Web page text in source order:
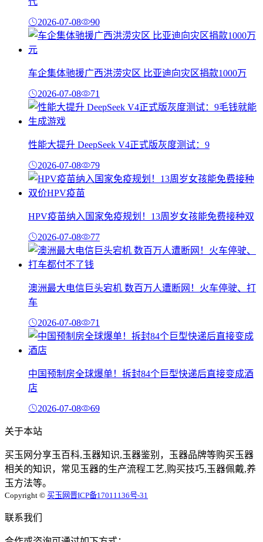
2026-07-08 90
车企集体驰援广西洪涝灾区 比亚迪向灾区捐款1000万
2026-07-08 71
性能大提升 DeepSeek V4正式版灰度测试：9
2026-07-08 79
HPV疫苗纳入国家免疫规划！13周岁女孩能免费接种双
2026-07-08 77
澳洲最大电信巨头宕机 数百万人遭断网！火车停驶、打
车
2026-07-08 71
中国预制房全球爆单！拆封84个巨型快递后直接变成酒
店
2026-07-08 69
关于本站
买玉网分享玉百科,玉器知识,玉器鉴别，玉器品牌等购买玉器
相关的知识，常见玉器的生产流程工艺,购买技巧,玉器佩戴,养
玉方法等。
Copyright © 买玉网晋ICP备17011136号-31
联系我们